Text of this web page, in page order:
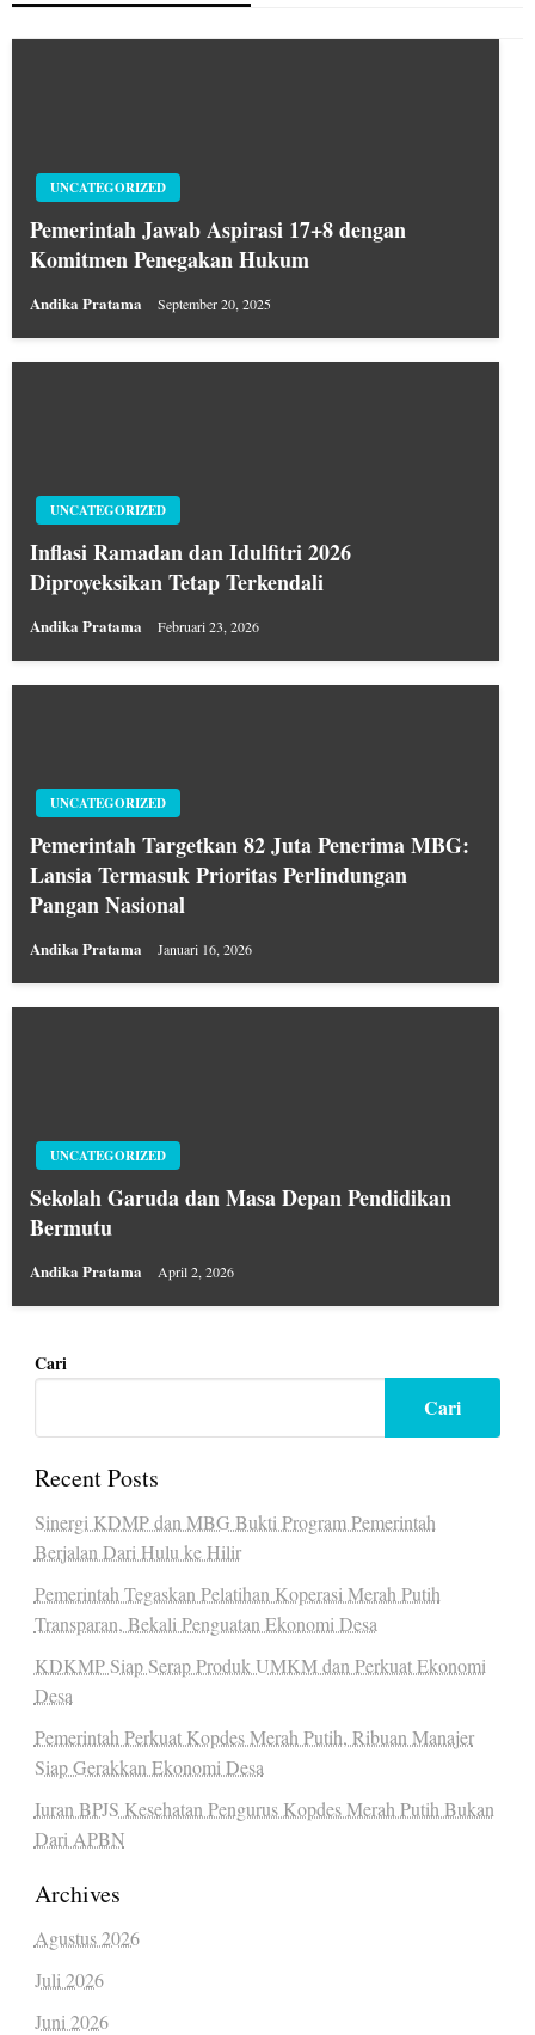
UNCATEGORIZED
Pemerintah Jawab Aspirasi 17+8 dengan
Komitmen Penegakan Hukum
Andika Pratama September 20, 2025
UNCATEGORIZED
Inflasi Ramadan dan Idulfitri 2026
Diproyeksikan Tetap Terkendali
Andika Pratama Februari 23, 2026
UNCATEGORIZED
Pemerintah Targetkan 82 Juta Penerima MBG:
Lansia Termasuk Prioritas Perlindungan
Pangan Nasional
Andika Pratama Januari 16, 2026
UNCATEGORIZED
Sekolah Garuda dan Masa Depan Pendidikan
Bermutu
Andika Pratama April 2, 2026
Cari
Cari
Recent Posts
Sinergi KDMP dan MBG Bukti Program Pemerintah
Berjalan Dari Hulu ke Hilir
Pemerintah Tegaskan Pelatihan Koperasi Merah Putih
Transparan, Bekali Penguatan Ekonomi Desa
KDKMP Siap Serap Produk UMKM dan Perkuat Ekonomi
Desa
Pemerintah Perkuat Kopdes Merah Putih, Ribuan Manajer
Siap Gerakkan Ekonomi Desa
Iuran BPJS Kesehatan Pengurus Kopdes Merah Putih Bukan
Dari APBN
Archives
Agustus 2026
Juli 2026
Juni 2026